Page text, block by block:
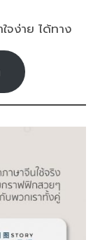
จง่าย ได้ทาง